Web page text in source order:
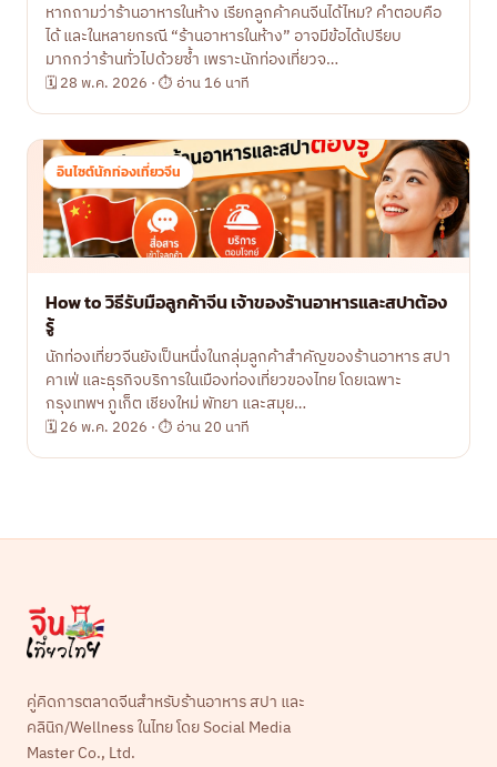
หากถามว่าร้านอาหารในห้าง เรียกลูกค้าคนจีนได้ไหม? คำตอบคือ
ได้ และในหลายกรณี “ร้านอาหารในห้าง” อาจมีข้อได้เปรียบ
มากกว่าร้านทั่วไปด้วยซ้ำ เพราะนักท่องเที่ยวจ…
🗓 28 พ.ค. 2026 · ⏱ อ่าน 16 นาที
อินไซต์นักท่องเที่ยวจีน
How to วิธีรับมือลูกค้าจีน เจ้าของร้านอาหารและสปาต้อง
รู้
นักท่องเที่ยวจีนยังเป็นหนึ่งในกลุ่มลูกค้าสำคัญของร้านอาหาร สปา
คาเฟ่ และธุรกิจบริการในเมืองท่องเที่ยวของไทย โดยเฉพาะ
กรุงเทพฯ ภูเก็ต เชียงใหม่ พัทยา และสมุย…
🗓 26 พ.ค. 2026 · ⏱ อ่าน 20 นาที
คู่คิดการตลาดจีนสำหรับร้านอาหาร สปา และ
คลินิก/Wellness ในไทย โดย Social Media
Master Co., Ltd.